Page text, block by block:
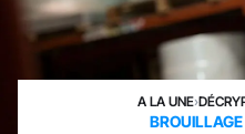
A LA UNE›